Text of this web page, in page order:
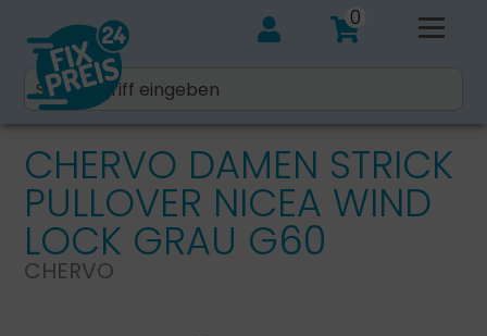
0
CHERVO DAMEN STRICK
PULLOVER NICEA WIND
LOCK GRAU G60
CHERVO